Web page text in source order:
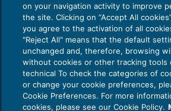
15 Giugno 2026
di Milena Montanari
Privacy Policy
on your navigation activity to improve
the site. Clicking on “Accept All
you agree to the activation of all
"Reject All" means that the default
unchanged and, therefore, browsing
without cookies or other tracking tools
technical To check the categories of
or change your cookie preferences,
Cookie Preferences. For more
cookies, please see our Cookie Policy.